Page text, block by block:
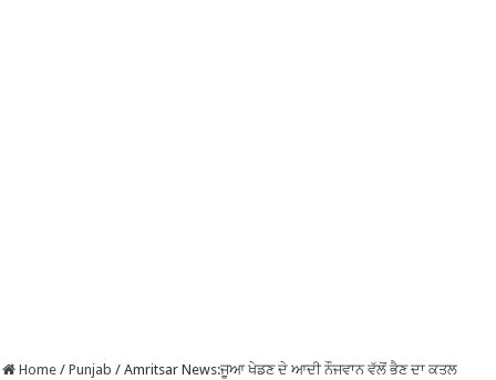
Home / Punjab / Amritsar News:ਜੂਆ ਖੇਡਣ ਦੇ ਆਦੀ ਨੌਜਵਾਨ ਵੱਲੋਂ ਭੈਣ ਦਾ ਕਤਲ